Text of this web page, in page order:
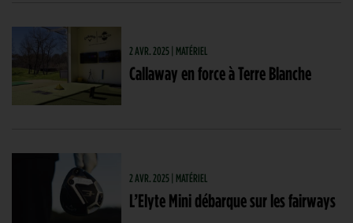
2 AVR. 2025 | MATÉRIEL
Callaway en force à Terre Blanche
2 AVR. 2025 | MATÉRIEL
L’Elyte Mini débarque sur les fairways